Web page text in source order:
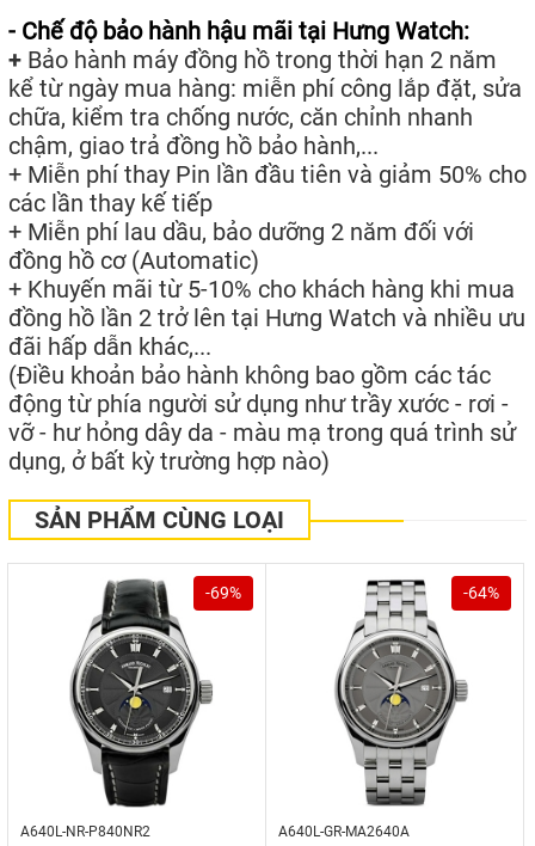
- Chế độ bảo hành hậu mãi tại Hưng Watch:
+ Bảo hành máy đồng hồ trong thời hạn 2 năm
kể từ ngày mua hàng: miễn phí công lắp đặt, sửa
chữa, kiểm tra chống nước, căn chỉnh nhanh
chậm, giao trả đồng hồ bảo hành,...
+ Miễn phí thay Pin lần đầu tiên và giảm 50% cho
các lần thay kế tiếp
+ Miễn phí lau dầu, bảo dưỡng 2 năm đối với
đồng hồ cơ (Automatic)
+ Khuyến mãi từ 5-10% cho khách hàng khi mua
đồng hồ lần 2 trở lên tại Hưng Watch và nhiều ưu
đãi hấp dẫn khác,...
(Điều khoản bảo hành không bao gồm các tác
động từ phía người sử dụng như trầy xước - rơi -
vỡ - hư hỏng dây da - màu mạ trong quá trình sử
dụng, ở bất kỳ trường hợp nào)
SẢN PHẨM CÙNG LOẠI
-69%
A640L-NR-P840NR2
-64%
A640L-GR-MA2640A